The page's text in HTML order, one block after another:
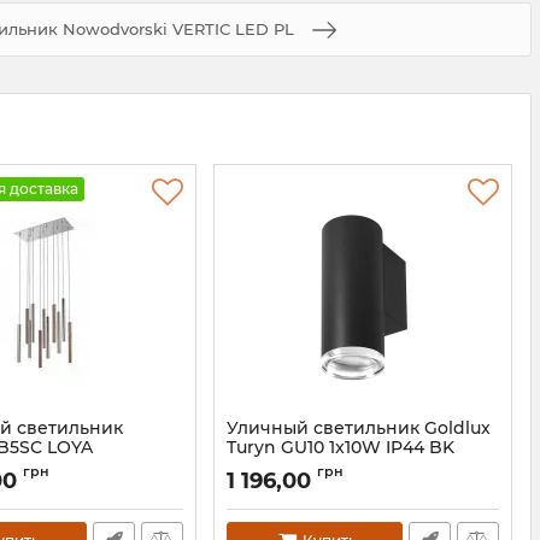
Nowodvorski VERTIC LED PL
доставка
светильник
LOYA
11A-B5SC
грн
Уличный светильник Goldlux
Turyn GU10 1x10W IP44 BK
Артикул:324764
1 196,00 грн